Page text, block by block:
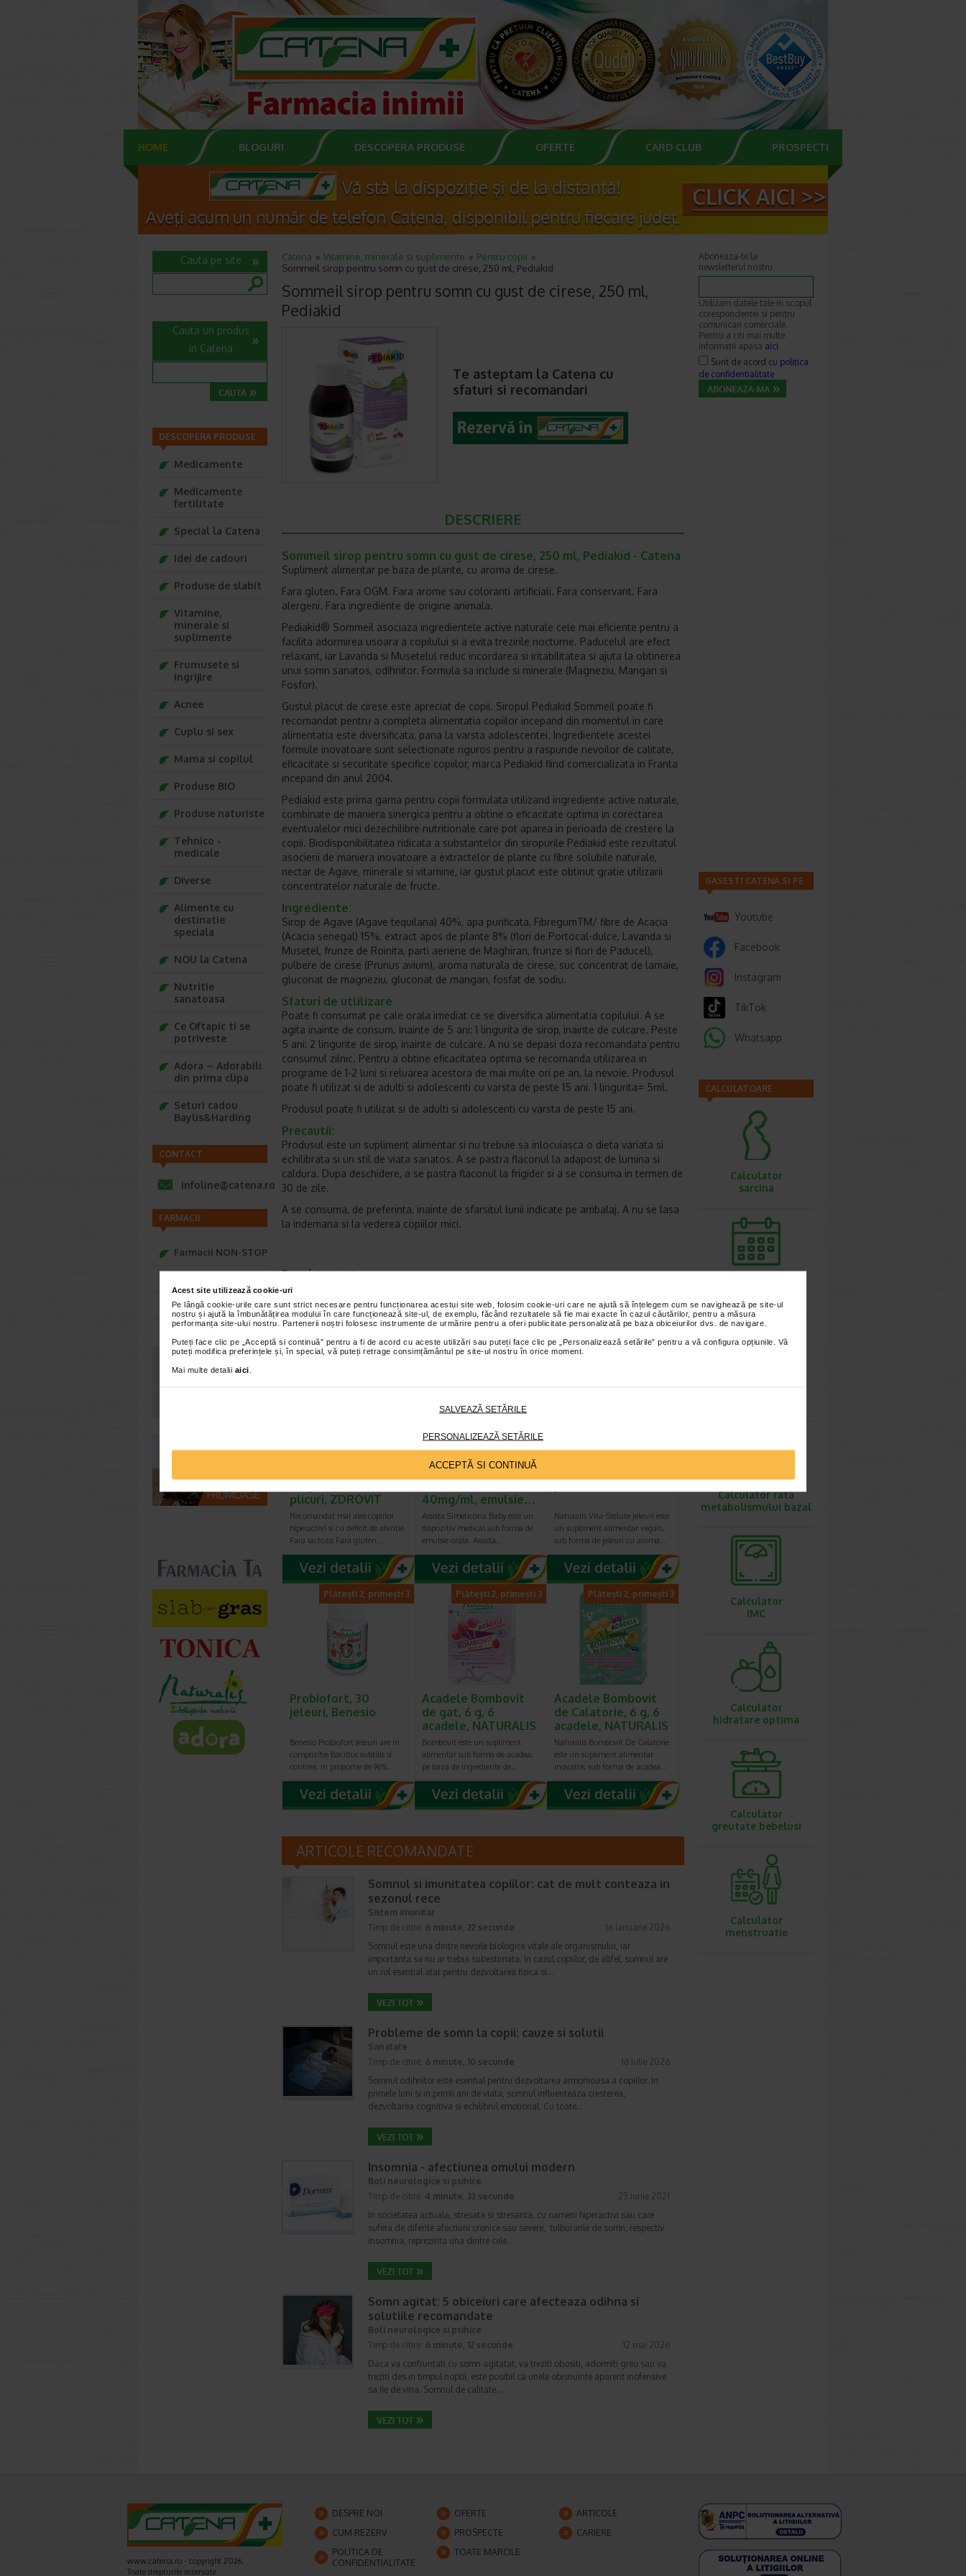
Acest site utilizează cookie-uri
Pe lângă cookie-urile care sunt strict necesare pentru funcționarea acestui site web, folosim cookie-uri care ne ajută să înțelegem cum se navighează pe site-ul
nostru și ajută la îmbunătățirea modului în care funcționează site-ul, de exemplu, făcând rezultatele să fie mai exacte în cazul căutărilor, pentru a măsura
performanța site-ului nostru. Partenerii noștri folosesc instrumente de urmărire pentru a oferi publicitate personalizată pe baza obiceiurilor dvs. de navigare.
Puteți face clic pe „Acceptă si continuă” pentru a fi de acord cu aceste utilizări sau puteți face clic pe „Personalizează setările” pentru a vă configura opțiunile. Vă
puteți modifica preferințele și, în special, vă puteți retrage consimțământul pe site-ul nostru în orice moment.
Mai multe detalii aici
SALVEAZĂ SETĂRILE
PERSONALIZEAZĂ SETĂRILE
ACCEPTĂ SI CONTINUĂ
HOME BLOGURI DESCOPERA PRODUSE OFERTE CARD CLUB PROSPECTE
Catena Vitamine, minerale si suplimente
Pentru copii
Sommeil sirop pentru somn cu gust de cirese, 250 ml, Pediakid
Sommeil sirop pentru somn cu gust de cirese, 250 ml,
Pediakid
Te asteptam la Catena cu
sfaturi si recomandari
DESCRIERE
Sommeil sirop pentru somn cu gust de cirese, 250 ml, Pediakid - Catena
Supliment alimentar pe baza de plante, cu aroma de cirese.
Fara gluten. Fara OGM. Fara arome sau coloranti artificiali. Fara conservant. Fara
alergeni. Fara ingrediente de origine animala.
Pediakid® Sommeil asociaza ingredientele active naturale cele mai eficiente pentru a
facilita adormirea usoara a copilului si a evita trezirile nocturne. Paducelul are efect
relaxant, iar Lavanda si Musetelul reduc incordarea si iritabilitatea si ajuta la obtinerea
unui somn sanatos, odihnitor. Formula sa include si minerale (Magneziu, Mangan si
Fosfor).
Gustul placut de cirese este apreciat de copii. Siropul Pediakid Sommeil poate fi
recomandat pentru a completa alimentatia copiilor incepand din momentul in care
alimentatia este diversificata, pana la varsta adolescentei. Ingredientele acestei
formule inovatoare sunt selectionate riguros pentru a raspunde nevoilor de calitate,
eficacitate si securitate specifice copiilor, marca Pediakid fiind comercializata in Franta
incepand din anul 2004.
Pediakid este prima gama pentru copii formulata utilizand ingrediente active naturale,
combinate de maniera sinergica pentru a obtine o eficacitate optima in corectarea
eventualelor mici dezechilibre nutritionale care pot aparea in perioada de crestere la
copii. Biodisponibilitatea ridicata a substantelor din siropurile Pediakid este rezultatul
asocierii de maniera inovatoare a extractelor de plante cu fibre solubile naturale,
nectar de Agave, minerale si vitamine, iar gustul placut este obtinut gratie utilizarii
concentratelor naturale de fructe.
Ingrediente:
Sirop de Agave (Agave tequilana) 40%, apa purificata, FibregumTM/ fibre de Acacia
(Acacia senegal) 15%, extract apos de plante 8% (flori de Portocal-dulce, Lavanda si
Musetel, frunze de Roinita, parti aeriene de Maghiran, frunze si flori de Paducel),
pulbere de cirese (Prunus avium), aroma naturala de cirese, suc concentrat de lamaie,
gluconat de magneziu, gluconat de mangan, fosfat de sodiu.
Sfaturi de utlilizare
Poate fi consumat pe cale orala imediat ce se diversifica alimentatia copilului. A se
agita inainte de consum. Inainte de 5 ani: 1 lingurita de sirop, inainte de culcare. Peste
5 ani: 2 lingurite de sirop, inainte de culcare. A nu se depasi doza recomandata pentru
consumul zilnic. Pentru a obtine eficacitatea optima se recomanda utilizarea in
programe de 1-2 luni si reluarea acestora de mai multe ori pe an, la nevoie. Produsul
poate fi utilizat si de adulti si adolescenti cu varsta de peste 15 ani. 1 lingurita= 5ml.
Produsul poate fi utilizat si de adulti si adolescenti cu varsta de peste 15 ani.
Precautii:
Produsul este un supliment alimentar si nu trebuie sa inlocuiasca o dieta variata si
echilibrata si un stil de viata sanatos. A se pastra flaconul la adapost de lumina si
caldura. Dupa deschidere, a se pastra flaconul la frigider si a se consuma in termen de
30 de zile.
A se consuma, de preferinta, inainte de sfarsitul lunii indicate pe ambalaj. A nu se lasa
la indemana si la vederea copiilor mici.
Brand: PEDIAKID
*Pentru pret te asteptam in cea mai apropiata farmacie Catena
VEZI PRODUSE DIN ACEEASI CATEGORIE
plicuri, ZDROVIT
Recomandat mai ales copiilor
hiperactivi si cu deficit de atentie.
Fara lactoza.Fara gluten…
Simeticona Baby,
40mg/ml, emulsie…
Assista Simeticona Baby este un
dispozitiv medical sub forma de
emulsie orala. Assista…
Naturalis Vita-Stelute jeleuri este
un supliment alimentar vegan,
sub forma de jeleuri cu aroma…
Plătești 2, primești 3
Probiofort, 30
jeleuri, Benesio
Benesio Probiofort Jeleuri are in
compozitie Bacillus subtilis si
contine, in proportie de 96%…
Plătești 2, primești 3
Acadele Bombovit
de gat, 6 g, 6
acadele, NATURALIS
Bombovit este un supliment
alimentar sub forma de acadea,
pe baza de ingrediente de…
Plătești 2, primești 3
Acadele Bombovit
de Calatorie, 6 g, 6
acadele, NATURALIS
Naturalis Bombovit De Calatorie
este un supliment alimentar
inovator, sub forma de acadea…
ARTICOLE RECOMANDATE
Somnul si imunitatea copiilor: cat de mult conteaza in
sezonul rece
Sistem imunitar
Timp de citire: 6 minute, 22 secunde
16 ianuarie 2026
Somnul este una dintre nevoile biologice vitale ale organismului, iar
importanta sa nu ar trebui subestimata. In cazul copiilor, de altfel, somnul are
un rol esential atat pentru dezvoltarea fizica si…
Probleme de somn la copii: cauze si solutii
Sanatate
Timp de citire: 6 minute, 10 secunde
16 iulie 2026
Somnul odihnitor este esential pentru dezvoltarea armonioasa a copiilor. In
primele luni si in primii ani de viata, somnul influenteaza cresterea,
dezvoltarea cognitiva si echilibrul emotional. Cu toate…
Insomnia - afectiunea omului modern
Boli neurologice si psihice
Timp de citire: 4 minute, 33 secunde
23 iunie 2021
In societatea actuala, stresata si stresanta, cu oameni hiperactivi sau care
sufera de diferite afectiuni cronice sau severe, tulburarile de somn, respectiv
insomnia, reprezinta una dintre cele…
Somn agitat: 5 obiceiuri care afecteaza odihna si
solutiile recomandate
Boli neurologice si psihice
Timp de citire: 6 minute, 12 secunde
12 mai 2026
Daca va confruntati cu somn agitatat, va treziti obositi, adormiti greu sau va
treziti des in timpul noptii, este posibil ca unele obisnuinte aparent inofensive
sa fie de vina. Somnul de calitate…
Cauta pe site
Cauta un produs
in Catena
DESCOPERA PRODUSE
Medicamente
Medicamente
fertilitate
Special la Catena
Idei de cadouri
Produse de slabit
Vitamine,
minerale si
suplimente
Frumusete si
ingrijire
Acnee
Cuplu si sex
Mama si copilul
Produse BIO
Produse naturiste
Tehnico -
medicale
Diverse
Alimente cu
destinatie
speciala
NOU la Catena
Nutritie
sanatoasa
Ce Oftapic ti se
potriveste
Adora – Adorabili
din prima clipa
Seturi cadou
Baylis&Harding
CONTACT
infoline@catena.ro
FARMACII
Farmacii NON-STOP
Toate farmaciile
Aboneaza-te la
newsletterul nostru
Utilizam datele tale in scopul
corespondentei si pentru
comunicari comerciale.
Pentru a citi mai multe
informatii apasa aici.
Sunt de acord cu politica
de confidentialitate
GASESTI CATENA SI PE
Youtube
Facebook
Instagram
TikTok
Whatsapp
CALCULATOARE
Calculator
sarcina
Calculator rata
metabolismului bazal
Calculator
IMC
Calculator
hidratare optima
Calculator
greutate bebelusi
Calculator
menstruatie
www.catena.ro - copyright 2026,
Toate drepturile rezervate
DESPRE NOI OFERTE
ARTICOLE
CUM REZERV
PROSPECTE
CARIERE
POLITICA DE
CONFIDENTIALITATE
TOATE MARCILE